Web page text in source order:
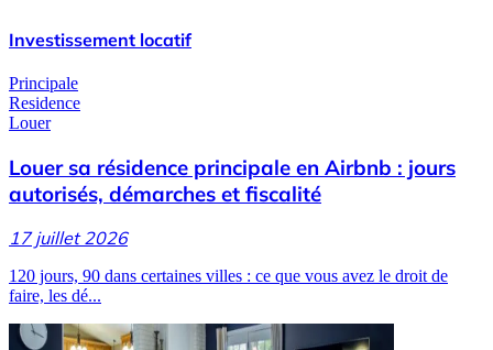
Investissement locatif
Principale
Residence
Louer
Louer sa résidence principale en Airbnb : jours
autorisés, démarches et fiscalité
17 juillet 2026
120 jours, 90 dans certaines villes : ce que vous avez le droit de
faire, les dé...